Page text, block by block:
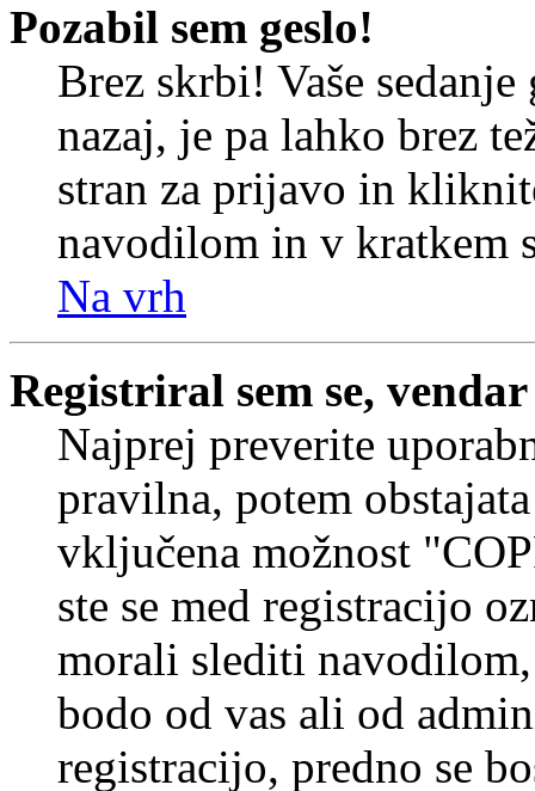
Pozabil sem geslo!
Brez skrbi! Vaše
nazaj, je pa lahko brez
stran za prijavo in
navodilom in v kratkem
Na vrh
Registriral sem se,
Najprej preverite
pravilna, potem
vključena možnost
ste se med registracijo
morali slediti
bodo od vas ali od
registracijo, predno se